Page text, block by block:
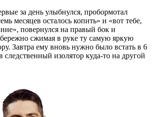
за день улыбнулся, пробормотал
месяцев осталось копить» и «вот тебе,
повернулся на правый бок и
сжимая в руке ту самую яркую
Завтра ему вновь нужно было встать в 6
следственный изолятор куда-то на другой